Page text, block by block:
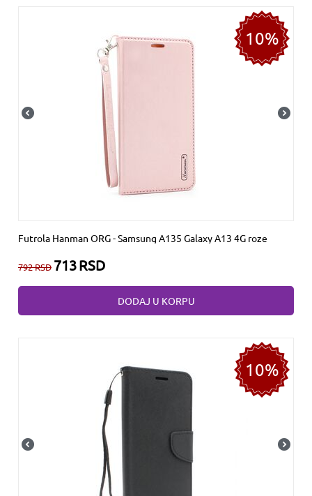
10%
Futrola Hanman ORG - Samsung A135 Galaxy A13 4G roze
792RSD 713RSD
DODAJ U KORPU
10%